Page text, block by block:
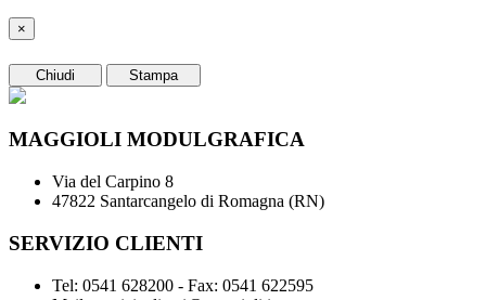
×
Chiudi Stampa
MAGGIOLI MODULGRAFICA
Via del Carpino 8
47822 Santarcangelo di Romagna (RN)
SERVIZIO CLIENTI
Tel: 0541 628200 - Fax: 0541 622595